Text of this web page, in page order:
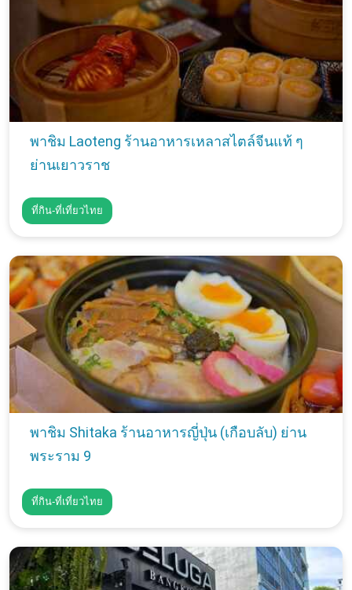
พาชิม Laoteng ร้านอาหารเหลาสไตล์จีนแท้ ๆ
ย่านเยาวราช
ที่กิน-ที่เที่ยวไทย
พาชิม Shitaka ร้านอาหารญี่ปุ่น (เกือบลับ) ย่าน
พระราม 9
ที่กิน-ที่เที่ยวไทย